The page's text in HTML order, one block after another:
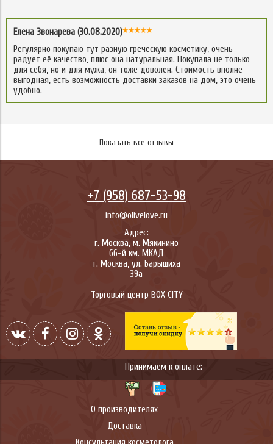
Елена Звонарева (30.08.2020)
Регулярно покупаю тут разную греческую косметику, очень
радует её качество, плюс она натуральная. Покупала не только
для себя, но и для мужа, он тоже доволен. Стоимость вполне
выгодная, есть возможность доставки заказов на дом, это очень
удобно.
Показать все отзывы
+7 (958) 687-53-98
info@olivelove.ru
Адрес:
г. Москва, м. Мякинино
66-й км. МКАД
г. Москва, ул. Барышиха
39а
Торговый центр BOX CITY
О производителях
Доставка
Принимаем к оплате: